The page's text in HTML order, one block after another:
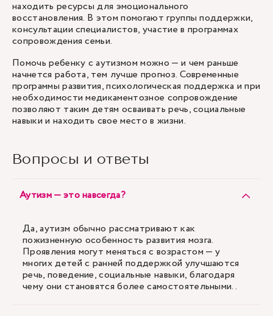
находить ресурсы для эмоционального
восстановления. В этом помогают группы поддержки,
консультации специалистов, участие в программах
сопровождения семьи.
Помочь ребенку с аутизмом можно — и чем раньше
начнется работа, тем лучше прогноз. Современные
программы развития, психологическая поддержка и при
необходимости медикаментозное сопровождение
позволяют таким детям осваивать речь, социальные
навыки и находить свое место в жизни.
Вопросы и ответы
Аутизм — это навсегда?
Да, аутизм обычно рассматривают как
пожизненную особенность развития мозга.
Проявления могут меняться с возрастом — у
многих детей с ранней поддержкой улучшаются
речь, поведение, социальные навыки, благодаря
чему они становятся более самостоятельными..